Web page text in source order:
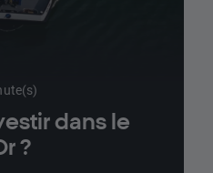
dans le
?